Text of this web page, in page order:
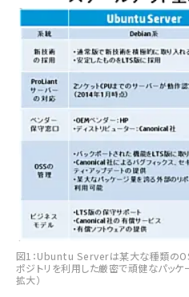
図1：Ubuntu Serverは某大な種類の
ポジトリを利用した厳密で頑健なパッケ
拡大）